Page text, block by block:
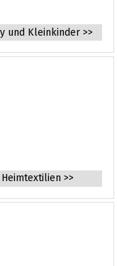
und Kleinkinder >>
Heimtextilien >>